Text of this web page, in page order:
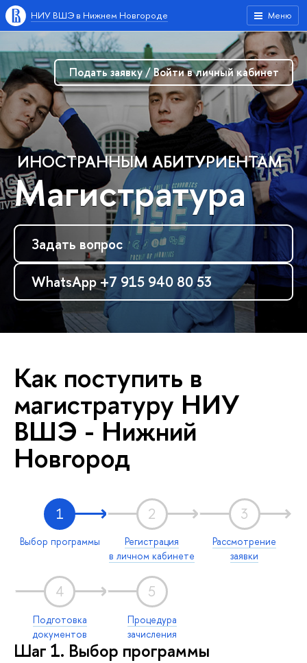
Меню
НИУ ВШЭ в Нижнем Новгороде
ИНОСТРАННЫМ АБИТУРИЕНТАМ
Магистратура
Задать вопрос
WhatsApp +7 915 940 80 53
Подать заявку / Войти в личный кабинет
Как поступить в
магистратуру НИУ
ВШЭ - Нижний
Новгород
1
Выбор программы
2
Регистрация
в личном кабинете
3
Рассмотрение
заявки
4
Подготовка
документов
5
Процедура
зачисления
Шаг 1. Выбор программы